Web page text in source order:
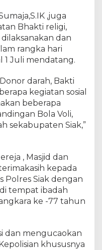
,juga
Bhakti religi,
dan
rangka hari
1 Juli mendatang.
darah, Bakti
kegiatan sosial
beberapa
Bola Voli,
sekabupaten Siak,”
, Masjid dan
kepada
Polres Siak dengan
tempat ibadah
ke -77 tahun
dan mengucaokan
khususnya